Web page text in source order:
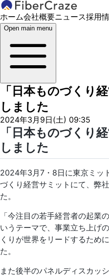
ホーム会社概要ニュース採用
Open main menu
「日本ものづくり
しました
2024年3月9日(土) 09:35
「日本ものづくり
しました
2024年3月7・8日に東京ミッ
づくり経営サミットにて、弊
た。
「今注目の若手経営者の起業
いうテーマで、事業立ち上げ
くりが世界をリードするため
た。
また後半のパネルディスカッ